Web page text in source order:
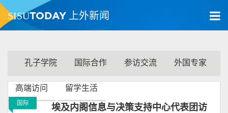
SISUTODAY 上外新闻
孔子学院 国际合作 参访交流 外国专家
高端访问 留学生活
国际
埃及内阁信息与决策支持中心代表团访